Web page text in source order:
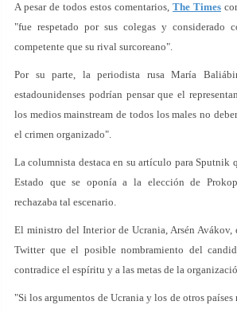
A pesar de todos estos comentarios, The Times
"fue respetado por sus colegas y considerado
competente que su rival surcoreano".
Por su parte, la periodista rusa María
estadounidenses podrían pensar que el
los medios mainstream de todos los males no
el crimen organizado".
La columnista destaca en su artículo para Sputnik
Estado que se oponía a la elección de
rechazaba tal escenario.
El ministro del Interior de Ucrania, Arsén Avákov,
Twitter que el posible nombramiento del
contradice el espíritu y a las metas de la
"Si los argumentos de Ucrania y los de otros